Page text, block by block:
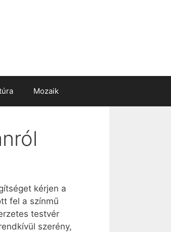
Mozaik
kérjen a
fel a színmű
testvér
szerény,